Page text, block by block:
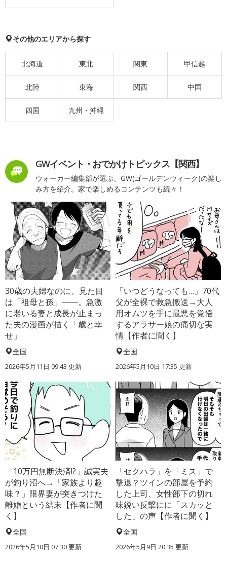
その他のエリアから探す
北海道 東北 関東 甲信越
北陸 東海 関西 中国
四国 九州・沖縄
GWイベント・おでかけトピックス【関西】
ウォーカー編集部が選ぶ、GW(ゴールデンウィーク)の楽し
み方を紹介。家で楽しめるコンテンツも続々！
30歳の夫婦なのに、見た目
は「祖母と孫」――。急激
に老いる妻と成長が止まっ
た夫の漫画が描く「歳と幸
せ」
全国
2026年5月11日 09:43 更新
「いつどうなっても…」70代
父が全裸で救急搬送→大人
用オムツを手に最悪を覚悟
するアラサー娘の痛切な実
情【作者に聞く】
全国
2026年5月10日 17:35 更新
「10万円無断決済!?」誠実夫
が釣り沼へ→「家族より趣
味？」限界妻が突きつけた
離婚という結末【作者に聞
く】
全国
2026年5月10日 07:30 更新
「セクハラ」を「ミス」で
撃退？ツインの部屋を予約
した上司、女性部下の切れ
味鋭い反撃にに「スカッと
した」の声【作者に聞く】
全国
2026年5月9日 20:35 更新